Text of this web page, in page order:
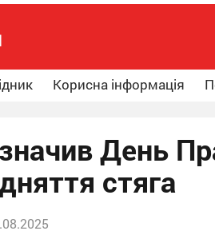
Корисна інформація
День
стяга